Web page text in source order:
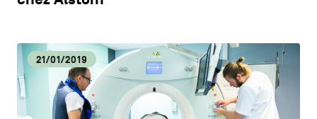
21/01/2019